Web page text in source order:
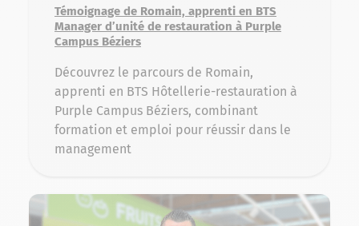
Témoignage de Romain, apprenti en BTS
Manager d’unité de restauration à Purple
Campus Béziers
Découvrez le parcours de Romain,
apprenti en BTS Hôtellerie-restauration à
Purple Campus Béziers, combinant
formation et emploi pour réussir dans le
management